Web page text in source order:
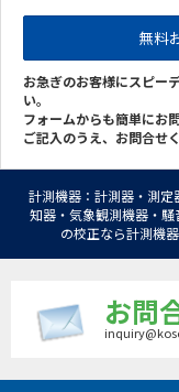
無料
お急ぎのお客様にスピー
い。
フォームからも簡単にお
ご記入のうえ、お問合せく
計測機器：計測器・測
知器・気象観測機器・
の校正なら計測機
お問